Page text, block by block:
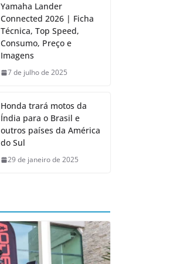
Yamaha Lander
Connected 2026 | Ficha
Técnica, Top Speed,
Consumo, Preço e
Imagens
7 de julho de 2025
Honda trará motos da
Índia para o Brasil e
outros países da América
do Sul
29 de janeiro de 2025